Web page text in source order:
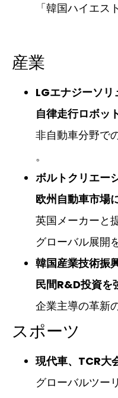
「韓国ハイエス
産業
LGエナジーソリ
自律走行ロボッ
非自動車分野で
。
ボルトクリエー
欧州自動車市場
英国メーカーと
グローバル展開
韓国産業技術振
民間R&D投資を
企業主導の革新
スポーツ
現代車、TCR大
グローバルツー